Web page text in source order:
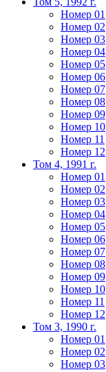
Номер 01
Номер 02
Номер 03
Номер 04
Номер 05
Номер 06
Номер 07
Номер 08
Номер 09
Номер 10
Номер 11
Номер 12
Том 4, 1991 г.
Номер 01
Номер 02
Номер 03
Номер 04
Номер 05
Номер 06
Номер 07
Номер 08
Номер 09
Номер 10
Номер 11
Номер 12
Том 3, 1990 г.
Номер 01
Номер 02
Номер 03